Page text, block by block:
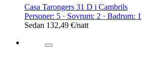
Casa Tarongers 31 D i Cambrils
Personer: 5 · Sovrum: 2 · Badrum: 1
Sedan 132,49 €/natt